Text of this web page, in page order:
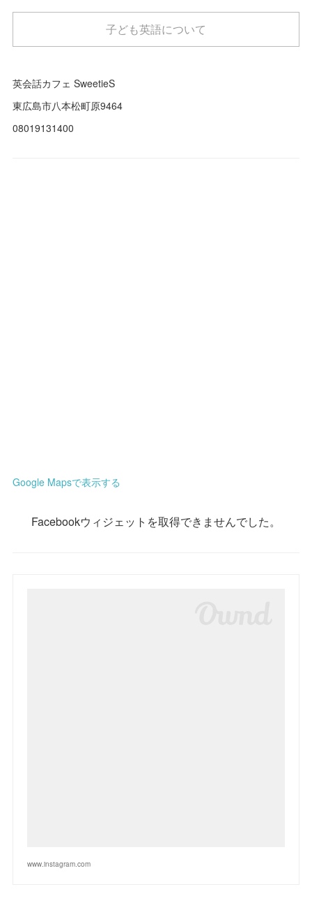
子ども英語について
英会話カフェ SweetieS
東広島市八本松町原9464
08019131400
Google Mapsで表示する
Facebookウィジェットを取得できませんでした。
www.instagram.com